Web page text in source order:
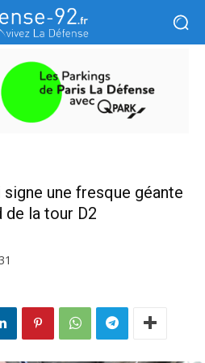
une fresque géante
de la tour D2